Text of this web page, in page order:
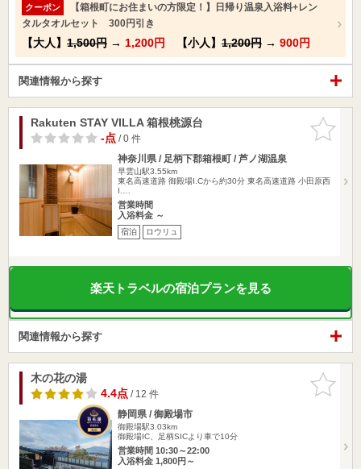
クーポン
【箱根町にお住まいの方限定！】日帰り温泉入浴料+レン
タルタオルセット 300円引き
【大人】 1,500円 → 1,200円 【小人】 1,200円 → 900円
関連情報から探す
お気に入
りに追加
Rakuten STAY VILLA 箱根桃源台
-点/ 0 件
神奈川県 / 足柄下郡箱根町 / 芦ノ湖温泉
早雲山駅3.55km
東名高速道路 御殿場I.Cから約30分 東名高速道路 小田原西
I.…
営業時間
入浴料金 ～
宿泊 ロウリュ
楽天トラベルの宿泊プランを見る
関連情報から探す
お気に入
りに追加
木の花の湯
4.4点/ 12 件
静岡県 / 御殿場市
御殿場駅3.03km
御殿場IC、足柄SICより車で10分
営業時間 10:30～22:00
入浴料金 1,800円～